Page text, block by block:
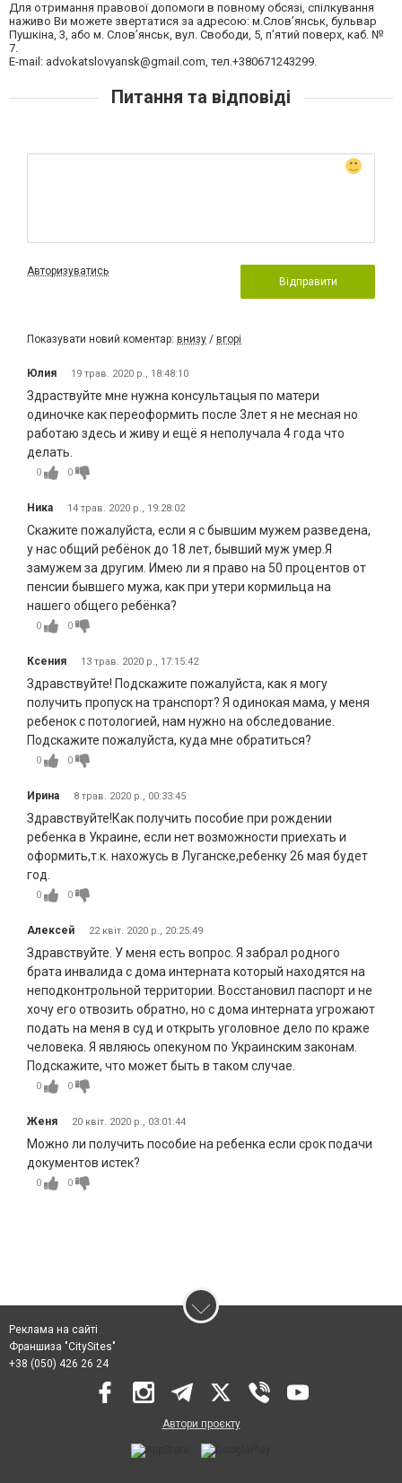
Для отримання правової допомоги в повному обсязі, спілкування
наживо Ви можете звертатися за адресою: м.Слов’янськ, бульвар
Пушкіна, 3, або м. Слов’янськ, вул. Свободи, 5, п’ятий поверх, каб. №
7.
E-mail: advokatslovyansk@gmail.com, тел.+380671243299.
Питання та відповіді
Авторизуватись
Відправити
Показувати новий коментар: внизу / вгорі
Юлия 19 трав. 2020 р., 18:48:10
Здраствуйте мне нужна консультацыя по матери
одиночке как переоформить после 3лет я не месная но
работаю здесь и живу и ещё я неполучала 4 года что
делать.
0 0
Ника 14 трав. 2020 р., 19:28:02
Скажите пожалуйста, если я с бывшим мужем разведена,
у нас общий ребёнок до 18 лет, бывший муж умер.Я
замужем за другим. Имею ли я право на 50 процентов от
пенсии бывшего мужа, как при утери кормильца на
нашего общего ребёнка?
0 0
Ксения 13 трав. 2020 р., 17:15:42
Здравствуйте! Подскажите пожалуйста, как я могу
получить пропуск на транспорт? Я одинокая мама, у меня
ребенок с потологией, нам нужно на обследование.
Подскажите пожалуйста, куда мне обратиться?
0 0
Ирина 8 трав. 2020 р., 00:33:45
Здравствуйте!Как получить пособие при рождении
ребенка в Украине, если нет возможности приехать и
оформить,т.к. нахожусь в Луганске,ребенку 26 мая будет
год.
0 0
Алексей 22 квіт. 2020 р., 20:25:49
Здравствуйте. У меня есть вопрос. Я забрал родного
брата инвалида с дома интерната который находятся на
неподконтрольной территории. Восстановил паспорт и не
хочу его отвозить обратно, но с дома интерната угрожают
подать на меня в суд и открыть уголовное дело по краже
человека. Я являюсь опекуном по Украинским законам.
Подскажите, что может быть в таком случае.
0 0
Женя 20 квіт. 2020 р., 03:01:44
Можно ли получить пособие на ребенка если срок подачи
документов истек?
0 0
Реклама на сайті
Франшиза "CitySites"
+38 (050) 426 26 24
Автори проєкту